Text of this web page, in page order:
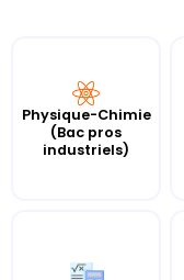
Physique-Chimie
(Bac pros
industriels)